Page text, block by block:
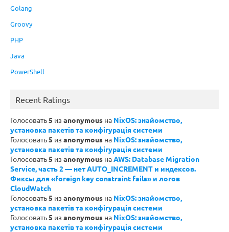
Golang
Groovy
PHP
Java
PowerShell
Recent Ratings
Голосовать5 из anonymous на NixOS: знайомство,
установка пакетів та конфігурація системи
Голосовать5 из anonymous на NixOS: знайомство,
установка пакетів та конфігурація системи
Голосовать5 из anonymous наAWS: Database Migration
Service, часть 2 — нет AUTO_INCREMENT и индексов.
Фиксы для «foreign key constraint fails» и логов
CloudWatch
Голосовать5 из anonymous на NixOS: знайомство,
установка пакетів та конфігурація системи
Голосовать5 из anonymous на NixOS: знайомство,
установка пакетів та конфігурація системи